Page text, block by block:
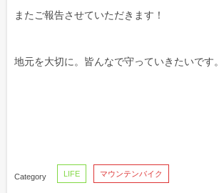
またご報告させていただきます！
地元を大切に。皆んなで守っていきたいです。
LIFE マウンテンバイク